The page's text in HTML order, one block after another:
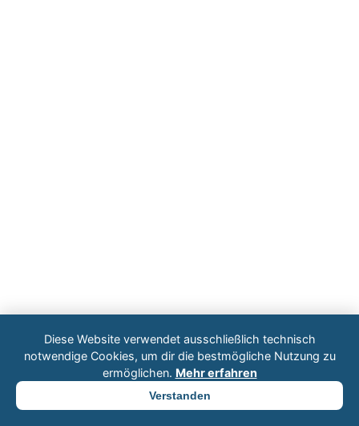
Diese Website verwendet ausschließlich technisch
notwendige Cookies, um dir die bestmögliche Nutzung zu
ermöglichen. Mehr erfahren
Verstanden